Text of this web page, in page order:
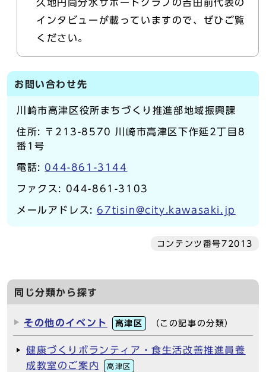
久地円筒分水サポートクラブの吉田前代表の
インタビューが載っていますので、ぜひご覧
ください。
お問い合わせ先
川崎市高津区役所まちづくり推進部地域振興課
住所: 〒213-8570 川崎市高津区下作延2丁目8
番1号
電話: 044-861-3144
ファクス: 044-861-3103
メールアドレス:67tisin@city.kawasaki.jp
コンテンツ番号72013
同じ分類から探す
その他のイベント 高津区 （この記事の分類）
健康づくりボランティア・食生活改善推進員養
成教室のご案内
高津区